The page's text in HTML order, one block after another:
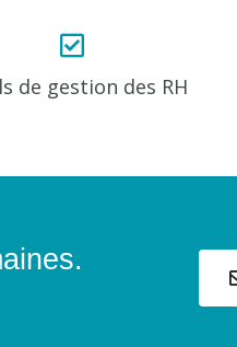
de gestion des RH